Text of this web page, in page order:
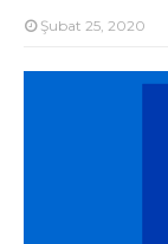
Şubat 25, 2020